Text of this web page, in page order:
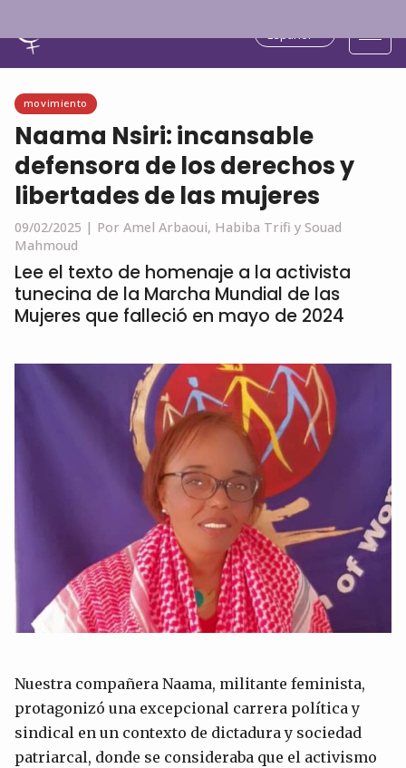
movimiento
Naama Nsiri: incansable
defensora de los derechos y
libertades de las mujeres
09/02/2025 | Por Amel Arbaoui, Habiba Trifi y Souad
Mahmoud
Lee el texto de homenaje a la activista
tunecina de la Marcha Mundial de las
Mujeres que falleció en mayo de 2024
Nuestra compañera Naama, militante feminista,
protagonizó una excepcional carrera política y
sindical en un contexto de dictadura y sociedad
patriarcal, donde se consideraba que el activismo